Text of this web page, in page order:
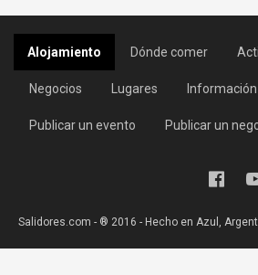
Alojamiento Dónde comer
Negocios Lugares Información
Publicar un evento Publicar un
Salidores.com - ® 2016 - Hecho en Azul,